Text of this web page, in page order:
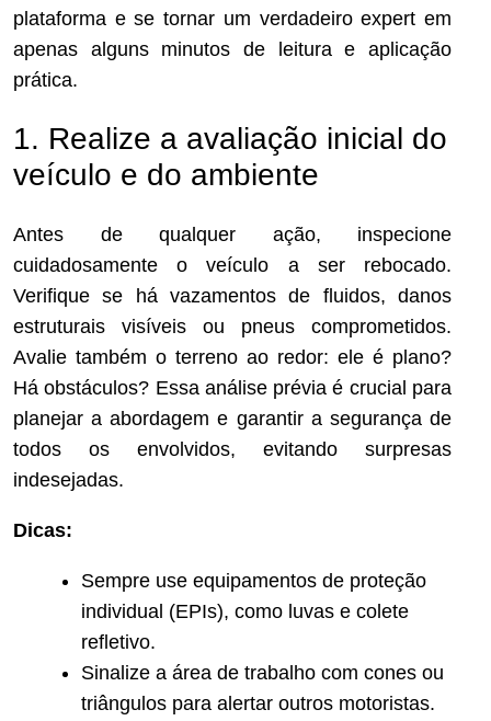
plataforma e se tornar um verdadeiro expert em
apenas alguns minutos de leitura e aplicação
prática.
1. Realize a avaliação inicial do
veículo e do ambiente
Antes de qualquer ação, inspecione
cuidadosamente o veículo a ser rebocado.
Verifique se há vazamentos de fluidos, danos
estruturais visíveis ou pneus comprometidos.
Avalie também o terreno ao redor: ele é plano?
Há obstáculos? Essa análise prévia é crucial para
planejar a abordagem e garantir a segurança de
todos os envolvidos, evitando surpresas
indesejadas.
Dicas:
Sempre use equipamentos de proteção
individual (EPIs), como luvas e colete
refletivo.
Sinalize a área de trabalho com cones ou
triângulos para alertar outros motoristas.